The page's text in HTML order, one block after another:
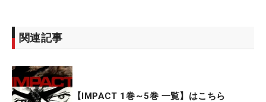
関連記事
【IMPACT 1巻～5巻 一覧】はこちら